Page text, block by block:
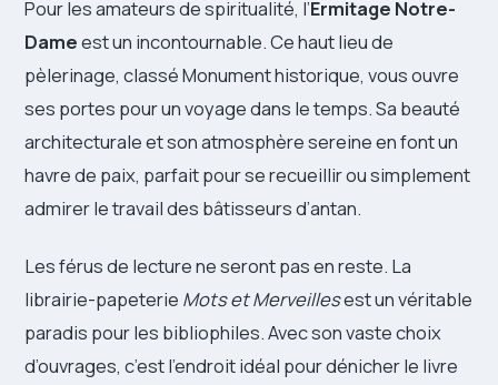
Pour les amateurs de spiritualité, l’Ermitage Notre-
Dameest un incontournable. Ce haut lieu de
pèlerinage, classé Monument historique, vous ouvre
ses portes pour un voyage dans le temps. Sa beauté
architecturale et son atmosphère sereine en font un
havre de paix, parfait pour se recueillir ou simplement
admirer le travail des bâtisseurs d’antan.
Les férus de lecture ne seront pas en reste. La
librairie-papeterie Mots et Merveillesest un véritable
paradis pour les bibliophiles. Avec son vaste choix
d’ouvrages, c’est l’endroit idéal pour dénicher le livre